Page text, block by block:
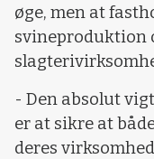
øge, men at
svineproduktion
- Den absolut
er at sikre at
deres